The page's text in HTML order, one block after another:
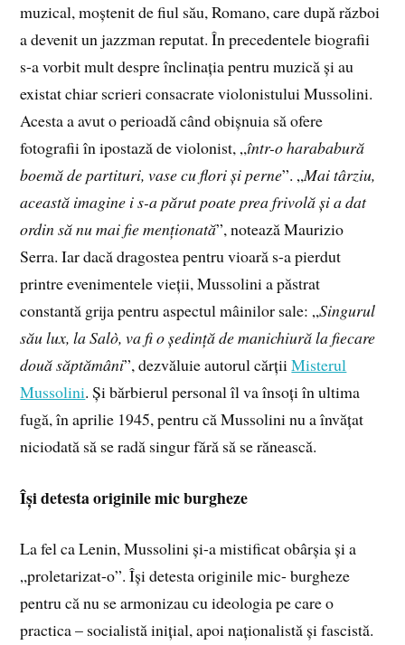
muzical, moștenit de fiul său, Romano, care după război
a devenit un jazzman reputat. În precedentele biografii
s-a vorbit mult despre înclinația pentru muzică și au
existat chiar scrieri consacrate violonistului Mussolini.
Acesta a avut o perioadă când obișnuia să ofere
fotografii în ipostază de violonist, „într-o harababură
boemă de partituri, vase cu flori și perne”. „Mai târziu,
această imagine i s-a părut poate prea frivolă și a dat
ordin să nu mai fie menționată”, notează Maurizio
Serra. Iar dacă dragostea pentru vioară s-a pierdut
printre evenimentele vieții, Mussolini a păstrat
constantă grija pentru aspectul mâinilor sale: „Singurul
său lux, la Salò, va fi o ședință de manichiură la fiecare
două săptămâni”, dezvăluie autorul cărțiiMisterul
Mussolini. Și bărbierul personal îl va însoți în ultima
fugă, în aprilie 1945, pentru că Mussolini nu a învățat
niciodată să se radă singur fără să se rănească.
Își detesta originile mic burgheze
La fel ca Lenin, Mussolini și-a mistificat obârșia și a
„proletarizat-o”. Își detesta originile mic- burgheze
pentru că nu se armonizau cu ideologia pe care o
practica – socialistă inițial, apoi naționalistă și fascistă.